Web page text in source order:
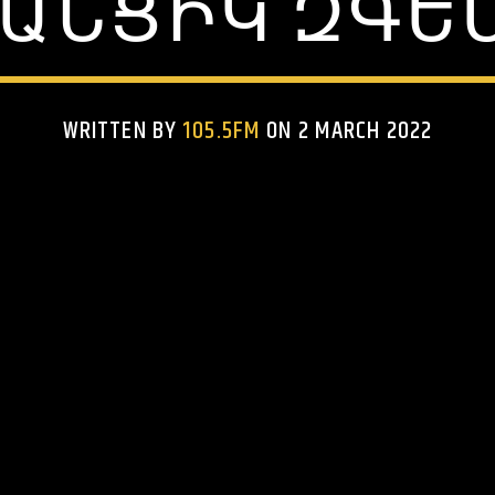
WRITTEN BY 105.5FM ON 2 MARCH 2022